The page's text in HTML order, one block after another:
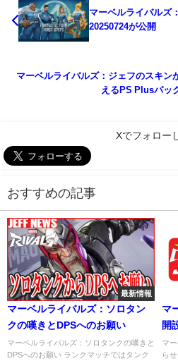
マーベルライバルズ
20250724が公開
マーベルライバルズ：ジェフのスキン
えるPS Plusパッ
Xでフォロー
おすすめの記事
最新情報
マーベルライバルズ：ソロタン
クの嘆きとDPSへのお願い
マーベルライバルズ：ソロタンクの嘆きと
DPSへのお願い ランクマッチではタンク
マ
開
マ
ら